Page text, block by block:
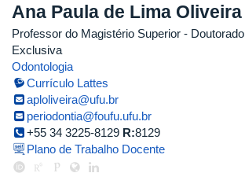
Ana Paula de Lima Oliveira
Professor do Magistério Superior - Doutorado
Exclusiva
Odontologia
Currículo Lattes
aploliveira@ufu.br
periodontia@foufu.ufu.br
+55 34 3225-8129 R:8129
Plano de Trabalho Docente